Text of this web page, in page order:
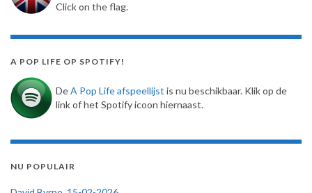
Click on the flag.
A POP LIFE OP SPOTIFY!
DeA Pop Life afspeellijst is nu beschikbaar. Klik op de
link of het Spotify icoon hiernaast.
NU POPULAIR